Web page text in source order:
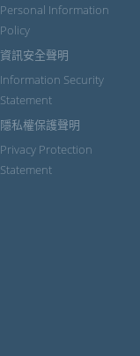
Personal Information
Policy
資訊安全聲明
Information Security
Statement
隱私權保護聲明
Privacy Protection
Statement